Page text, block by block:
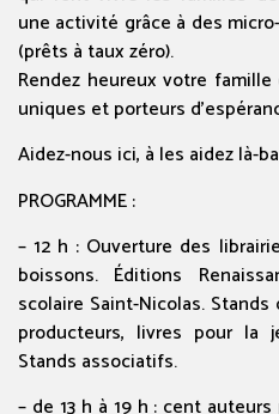
une activité grâce à des
(prêts à taux zéro).
Rendez heureux votre
uniques et porteurs
Aidez-nous ici, à les aidez là-
PROGRAMME :
– 12 h : Ouverture des
boissons. Éditions
scolaire Saint-Nicolas.
producteurs, livres pour la
Stands associatifs.